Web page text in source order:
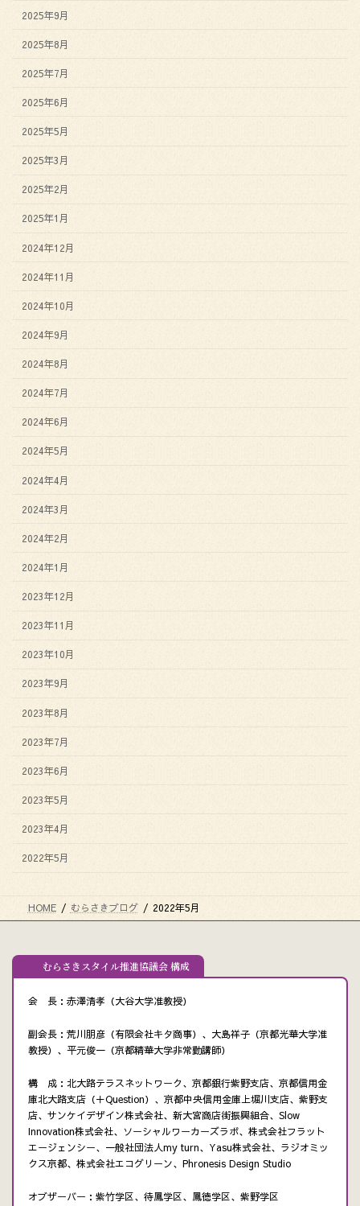
2025年9月
2025年8月
2025年7月
2025年6月
2025年5月
2025年3月
2025年2月
2025年1月
2024年12月
2024年11月
2024年10月
2024年9月
2024年8月
2024年7月
2024年6月
2024年5月
2024年4月
2024年3月
2024年2月
2024年1月
2023年12月
2023年11月
2023年10月
2023年9月
2023年8月
2023年7月
2023年6月
2023年5月
2023年4月
2022年5月
HOME むらさきブログ 2022年5月
むらさきスタイル推進協議会 構成
会 長：赤澤清孝（大谷大学准教授）
副会長：荒川朋彦（有限会社キタ商事）、大島祥子（京都光華大学准
教授）、平元俊一（京都精華大学非常勤講師）
構 成：北大路テラスネットワーク、京都銀行紫野支店、京都信用金
庫北大路支店（＋Question）、京都中央信用金庫上堀川支店、紫野支
店、サンケイデザイン株式会社、新大宮商店街振興組合、Slow
Innovation株式会社、ソーシャルワーカーズラボ、株式会社フラット
エージェンシー、一般社団法人my turn、Yasu株式会社、ラジオミッ
クス京都、株式会社エコグリーン、Phronesis Design Studio
オブザーバー：紫竹学区、待鳳学区、鳳徳学区、紫野学区